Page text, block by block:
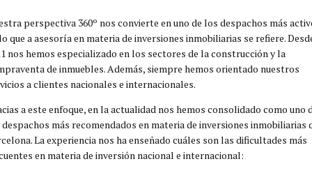
perspectiva 360º nos convierte en uno de los despachos más
que a asesoría en materia de inversiones inmobiliarias se refiere.
nos hemos especializado en los sectores de la construcción y la
de inmuebles. Además, siempre hemos orientado nuestros
a clientes nacionales e internacionales.
a este enfoque, en la actualidad nos hemos consolidado como uno
más recomendados en materia de inversiones inmobiliarias
La experiencia nos ha enseñado cuáles son las dificultades más
en materia de inversión nacional e internacional: